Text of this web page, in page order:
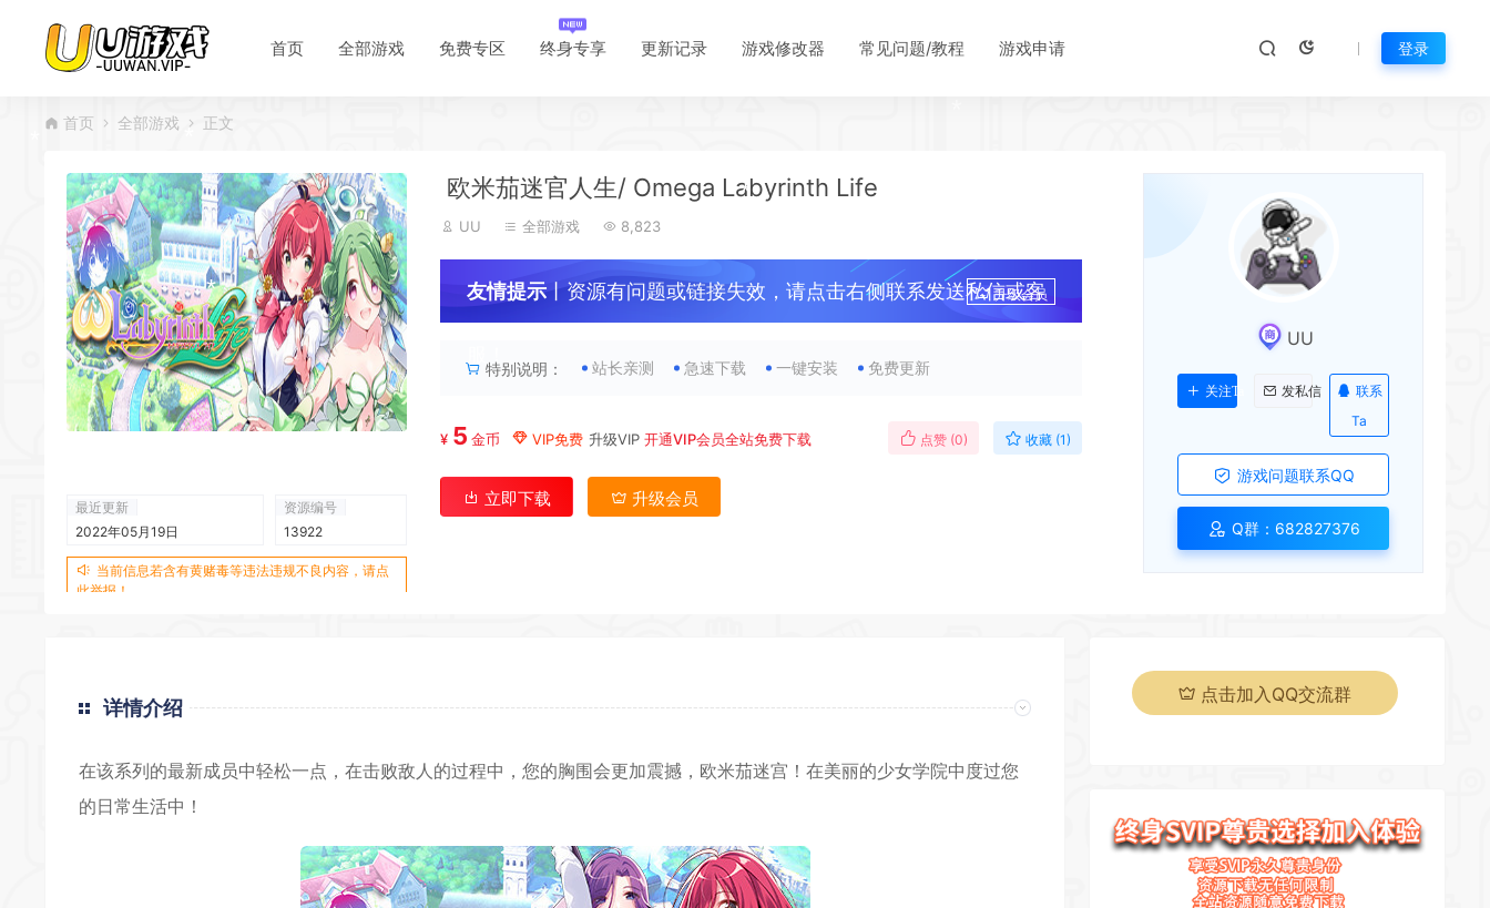
首页 全部游戏 免费专区 终身专享 更新记录 游戏修改器 常见问题/教程 游戏申请 登录
首页 全部游戏 正文
最近更新
2022年05月19日
资源编号
13922
当前信息若含有黄赌毒等违法违规不良内容，请点
此举报！
欧米茄迷官人生/ Omega Labyrinth Life
UU 全部游戏 8,823
友情提示丨资源有问题或链接失效，请点击右侧联系发送私信或客
升级会员
特别说明： 站长亲测 急速下载 一键安装 免费更新
¥ 5 金币 VIP免费 升级VIP 开通VIP会员全站免费下载 点赞 (0) 收藏 (1)
立即下载 升级会员
UU
关注Ta 发私信
联系
Ta
游戏问题联系QQ
Q群：682827376
详情介绍
在该系列的最新成员中轻松一点，在击败敌人的过程中，您的胸围会更加震撼，欧米茄迷宫！在美丽的少女学院中度过您
的日常生活中！
点击加入QQ交流群
*
*
* *
*
*
*
*